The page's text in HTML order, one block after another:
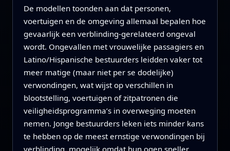
De modellen toonden aan dat personen,
voertuigen en de omgeving allemaal bepalen hoe
gevaarlijk een verblinding-gerelateerd ongeval
wordt. Ongevallen met vrouwelijke passagiers en
Latino/Hispanische bestuurders leidden vaker tot
meer matige (maar niet per se dodelijke)
verwondingen, wat wijst op verschillen in
blootstelling, voertuigen of zitpatronen die
veiligheidsprogramma’s in overweging moeten
nemen. Jonge bestuurders leken iets minder kans
te hebben op de meest ernstige verwondingen bij